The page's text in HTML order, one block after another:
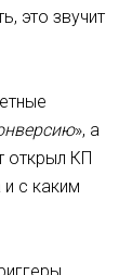
это звучит
», а
открыл КП
и с каким